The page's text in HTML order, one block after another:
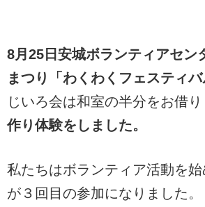
8月25日安城ボランティアセン
まつり「わくわくフェスティバ
じいろ会は和室の半分をお借り
作り体験をしました。
私たちはボランティア活動を
が３回目の参加になりました。